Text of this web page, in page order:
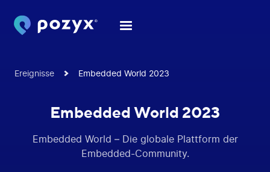
Ereignisse Embedded World 2023
Embedded World 2023
Embedded World – Die globale Plattform der
Embedded-Community.